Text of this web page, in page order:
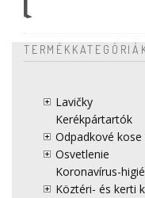
Lavičky
Kerékpártartók
Odpadkové kose
Osvetlenie
Koronavírus-
Köztéri- és kerti